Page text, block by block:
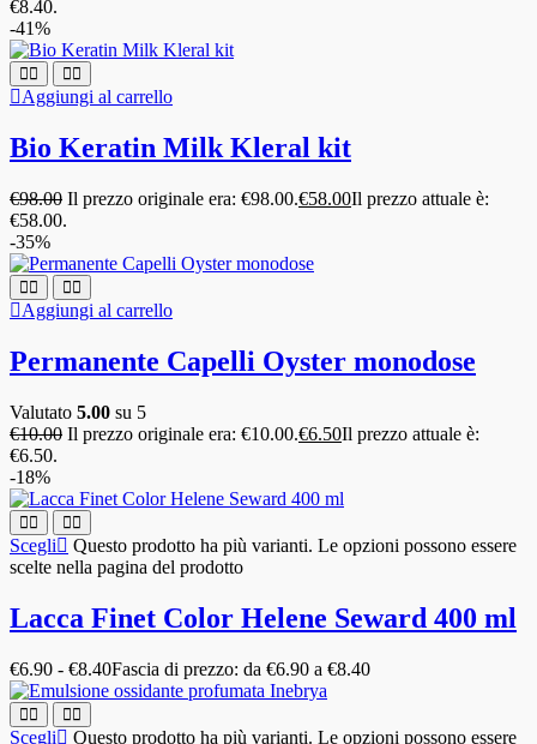
€8.40.
-41%
Aggiungi al carrello
Bio Keratin Milk Kleral kit
€98.00 Il prezzo originale era: €98.00.€58.00Il prezzo attuale è:
€58.00.
-35%
Aggiungi al carrello
Permanente Capelli Oyster monodose
Valutato 5.00 su 5
€10.00 Il prezzo originale era: €10.00.€6.50Il prezzo attuale è:
€6.50.
-18%
Scegli
Questo prodotto ha più varianti. Le opzioni possono essere
scelte nella pagina del prodotto
Lacca Finet Color Helene Seward 400 ml
€6.90 - €8.40Fascia di prezzo: da €6.90 a €8.40
Scegli
Questo prodotto ha più varianti. Le opzioni possono essere